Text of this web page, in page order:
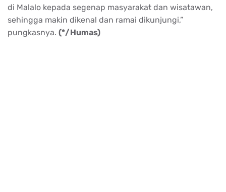
di Malalo kepada segenap masyarakat dan wisatawan,
sehingga makin dikenal dan ramai dikunjungi,”
pungkasnya. (*/Humas)